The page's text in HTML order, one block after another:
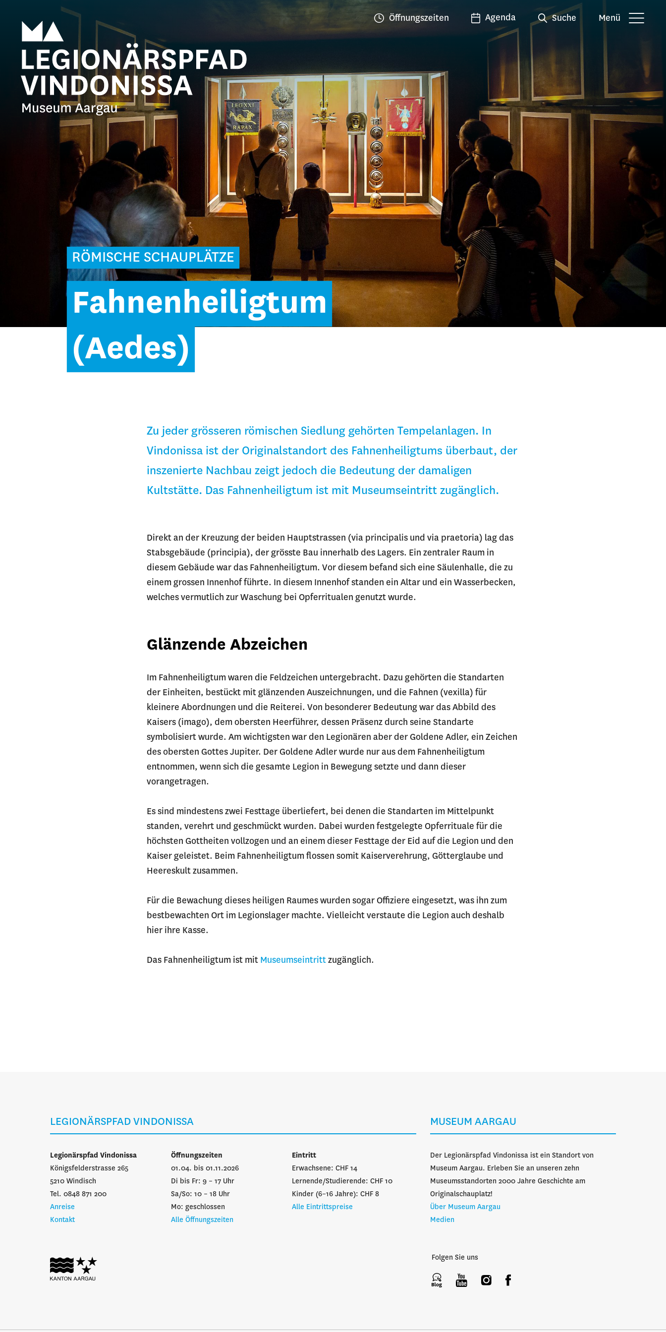
Öffnungszeiten Agenda Suche Menü
RÖMISCHE SCHAUPLÄTZE
Fahnenheiligtum
(Aedes)
Zu jeder grösseren römischen Siedlung gehörten Tempelanlagen. In
Vindonissa ist der Originalstandort des Fahnenheiligtums überbaut, der
inszenierte Nachbau zeigt jedoch die Bedeutung der damaligen
Kultstätte. Das Fahnenheiligtum ist mit Museumseintritt zugänglich.
Direkt an der Kreuzung der beiden Hauptstrassen (via principalis und via praetoria) lag das
Stabsgebäude (principia), der grösste Bau innerhalb des Lagers. Ein zentraler Raum in
diesem Gebäude war das Fahnenheiligtum. Vor diesem befand sich eine Säulenhalle, die zu
einem grossen Innenhof führte. In diesem Innenhof standen ein Altar und ein Wasserbecken,
welches vermutlich zur Waschung bei Opferritualen genutzt wurde.
Glänzende Abzeichen
Im Fahnenheiligtum waren die Feldzeichen untergebracht. Dazu gehörten die Standarten
der Einheiten, bestückt mit glänzenden Auszeichnungen, und die Fahnen (vexilla) für
kleinere Abordnungen und die Reiterei. Von besonderer Bedeutung war das Abbild des
Kaisers (imago), dem obersten Heerführer, dessen Präsenz durch seine Standarte
symbolisiert wurde. Am wichtigsten war den Legionären aber der Goldene Adler, ein Zeichen
des obersten Gottes Jupiter. Der Goldene Adler wurde nur aus dem Fahnenheiligtum
entnommen, wenn sich die gesamte Legion in Bewegung setzte und dann dieser
vorangetragen.
Es sind mindestens zwei Festtage überliefert, bei denen die Standarten im Mittelpunkt
standen, verehrt und geschmückt wurden. Dabei wurden festgelegte Opferrituale für die
höchsten Gottheiten vollzogen und an einem dieser Festtage der Eid auf die Legion und den
Kaiser geleistet. Beim Fahnenheiligtum flossen somit Kaiserverehrung, Götterglaube und
Heereskult zusammen.
Für die Bewachung dieses heiligen Raumes wurden sogar Offiziere eingesetzt, was ihn zum
bestbewachten Ort im Legionslager machte. Vielleicht verstaute die Legion auch deshalb
hier ihre Kasse.
Das Fahnenheiligtum ist mit Museumseintritt zugänglich.
LEGIONÄRSPFAD VINDONISSA MUSEUM AARGAU
Legionärspfad Vindonissa
Königsfelderstrasse 265
5210 Windisch
Tel. 0848 871 200
Anreise
Kontakt
Öffnungszeiten
01.04. bis 01.11.2026
Di bis Fr: 9 – 17 Uhr
Sa/So: 10 – 18 Uhr
Mo: geschlossen
Alle Öffnungszeiten
Eintritt
Erwachsene: CHF 14
Lernende/Studierende: CHF 10
Kinder (6–16 Jahre): CHF 8
Alle Eintrittspreise
Der Legionärspfad Vindonissa ist ein Standort von
Museum Aargau. Erleben Sie an unseren zehn
Museumsstandorten 2000 Jahre Geschichte am
Originalschauplatz!
Über Museum Aargau
Medien
Folgen Sie uns